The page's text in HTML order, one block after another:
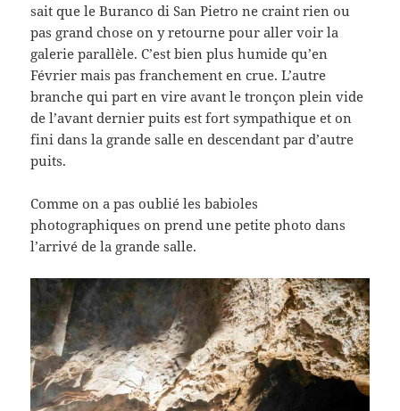
sait que le Buranco di San Pietro ne craint rien ou
pas grand chose on y retourne pour aller voir la
galerie parallèle. C’est bien plus humide qu’en
Février mais pas franchement en crue. L’autre
branche qui part en vire avant le tronçon plein vide
de l’avant dernier puits est fort sympathique et on
fini dans la grande salle en descendant par d’autre
puits.
Comme on a pas oublié les babioles
photographiques on prend une petite photo dans
l’arrivé de la grande salle.